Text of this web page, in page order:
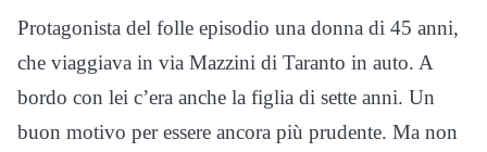
Protagonista del folle episodio una donna di 45 anni,
che viaggiava in via Mazzini di Taranto in auto. A
bordo con lei c’era anche la figlia di sette anni. Un
buon motivo per essere ancora più prudente. Ma non